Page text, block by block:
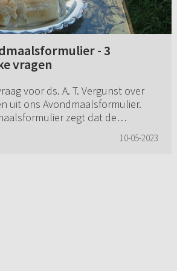
- 3
vragen
voor ds. A. T. Vergunst over
uit ons Avondmaalsformulier.
zegt dat de
bedenke zij...
10-05-2023